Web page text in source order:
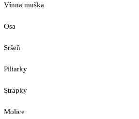
Vínna muška
Osa
Sršeň
Piliarky
Strapky
Molice